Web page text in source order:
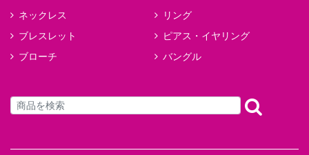
ネックレス
リング
ブレスレット
ピアス・イヤリング
ブローチ
バングル